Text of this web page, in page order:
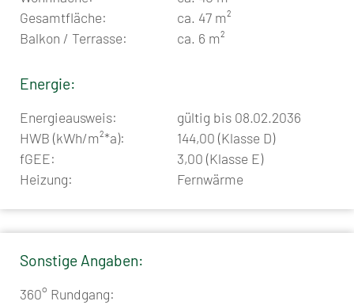
Gesamtfläche:
ca. 47 m²
Balkon / Terrasse:
ca. 6 m²
Energie:
Energieausweis:
gültig bis 08.02.2036
HWB (kWh/m²*a):
144,00 (Klasse D)
fGEE:
3,00 (Klasse E)
Heizung:
Fernwärme
Sonstige Angaben:
360° Rundgang: